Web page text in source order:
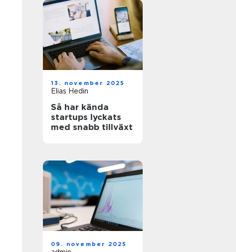
13. november 2025
Elias Hedin
Så har kända
startups lyckats
med snabb tillväxt
09. november 2025